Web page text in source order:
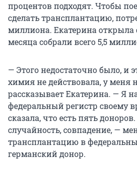
процентов подходят. Чтобы
сделать трансплантацию,
миллиона. Екатерина открыла
месяца собрали всего 5,5
— Этого недостаточно было, и
химия не действовала, у меня
рассказывает Екатерина. — Я
федеральный регистр своему
сказала, что есть пять
случайность, совпадение, —
трансплантацию в
германский донор.